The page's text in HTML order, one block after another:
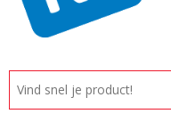
Custom made